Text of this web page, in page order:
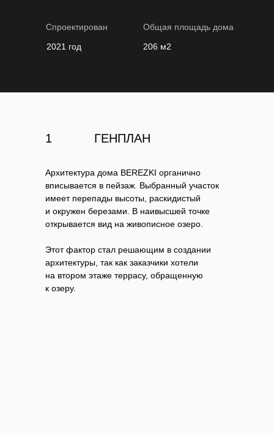
Спроектирован
2021 год
Общая площадь дома
206 м2
1 ГЕНПЛАН
Архитектура дома BEREZKI органично
вписывается в пейзаж. Выбранный участок
имеет перепады высоты, раскидистый
и окружен березами. В наивысшей точке
открывается вид на живописное озеро.
Этот фактор стал решающим в создании
архитектуры, так как заказчики хотели
на втором этаже террасу, обращенную
к озеру.